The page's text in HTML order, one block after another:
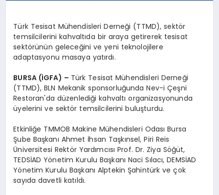
Türk Tesisat Mühendisleri Derneği (TTMD), sektör
temsilcilerini kahvaltıda bir araya getirerek tesisat
sektörünün geleceğini ve yeni teknolojilere
adaptasyonu masaya yatırdı.
BURSA (İGFA) – Türk Tesisat Mühendisleri Derneği
(TTMD), BLN Mekanik sponsorluğunda Nev-i Çeşni
Restoran'da düzenlediği kahvaltı organizasyonunda
üyelerini ve sektör temsilcilerini buluşturdu.
Etkinliğe TMMOB Makine Mühendisleri Odası Bursa
Şube Başkanı Ahmet İhsan Taşkınsel, Piri Reis
Üniversitesi Rektör Yardımcısı Prof. Dr. Ziya Söğüt,
TEDSİAD Yönetim Kurulu Başkanı Naci Sılacı, DEMSİAD
Yönetim Kurulu Başkanı Alptekin Şahintürk ve çok
sayıda davetli katıldı.